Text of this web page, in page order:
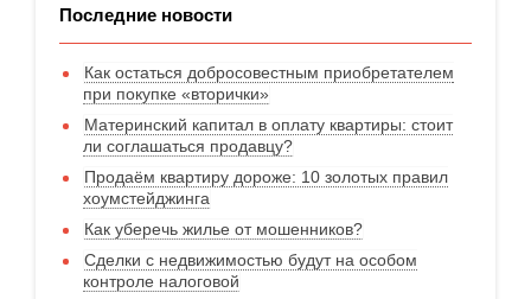
Последние новости
Как остаться добросовестным приобретателем
при покупке «вторички»
Материнский капитал в оплату квартиры: стоит
ли соглашаться продавцу?
Продаём квартиру дороже: 10 золотых правил
хоумстейджинга
Как уберечь жилье от мошенников?
Сделки с недвижимостью будут на особом
контроле налоговой